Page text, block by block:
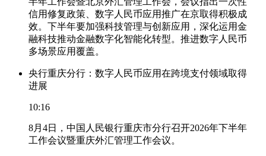
信用修复政策、数字人民币应用推广在京取得积极成
效。下半年要加强科技管理与创新应用，深化运用金
融科技推动金融数字化智能化转型。推进数字人民币
多场景应用覆盖。
央行重庆分行：数字人民币应用在跨境支付领域取得
进展
10:16
8月4日，中国人民银行重庆市分行召开2026年下半年
工作会议暨重庆外汇管理工作会议。